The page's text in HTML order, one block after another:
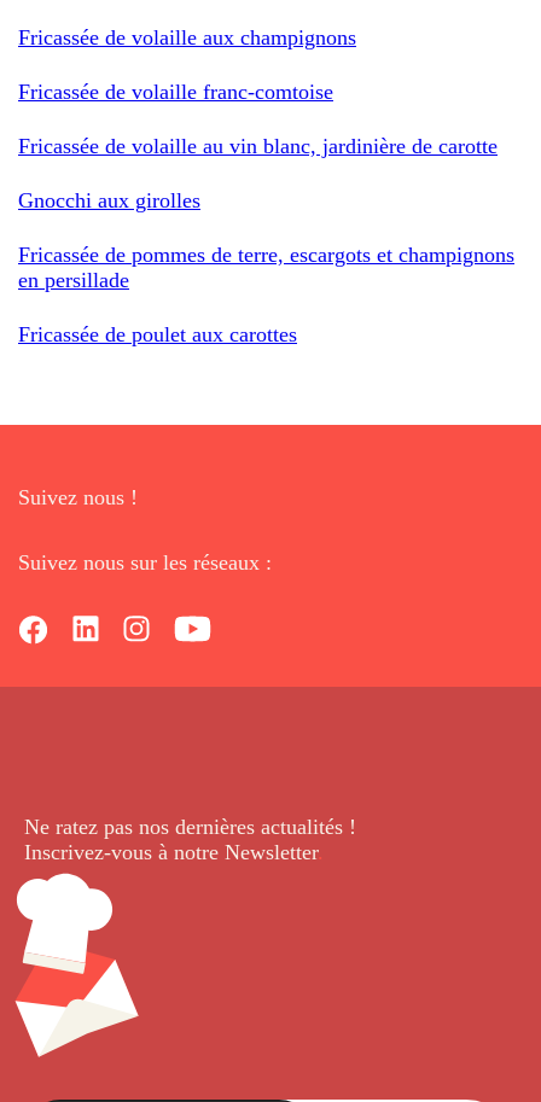
Fricassée de volaille aux champignons
Fricassée de volaille franc-comtoise
Fricassée de volaille au vin blanc, jardinière de carotte
Gnocchi aux girolles
Fricassée de pommes de terre, escargots et champignons
en persillade
Fricassée de poulet aux carottes
Suivez nous !
Suivez nous sur les réseaux :
Ne ratez pas nos dernières actualités !
Inscrivez-vous à notre Newsletter.